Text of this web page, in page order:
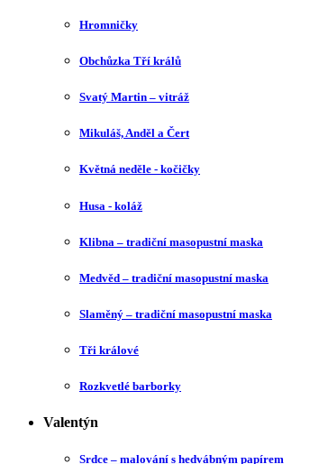
Hromničky
Obchůzka Tří králů
Svatý Martin – vitráž
Mikuláš, Anděl a Čert
Květná neděle - kočičky
Husa - koláž
Klibna – tradiční masopustní maska
Medvěd – tradiční masopustní maska
Slaměný – tradiční masopustní maska
Tři králové
Rozkvetlé barborky
Valentýn
Srdce – malování s hedvábným papírem